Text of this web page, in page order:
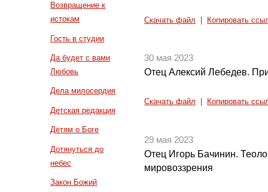
Возвращение к
истокам
Гость в студии
Да будет с вами
Любовь
Дела милосердия
Детская редакция
Детям о Боге
Дотянуться до
небес
Закон Божий
Скачать файл Копировать
30 мая 2023
Отец Алексий Лебедев.
Скачать файл Копировать
29 мая 2023
Отец Игорь Бачинин.
мировоззрения